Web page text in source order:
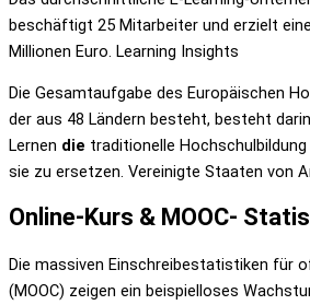
beschäftigt 25 Mitarbeiter und erzielt
Millionen Euro. Learning Insights
Die Gesamtaufgabe des Europäischen
der aus 48 Ländern besteht, besteht
Lernen die traditionelle Hochschulbildung
sie zu ersetzen. Vereinigte Staaten von
Online-Kurs & MOOC-
Die massiven Einschreibestatistiken für
(MOOC) zeigen ein beispielloses